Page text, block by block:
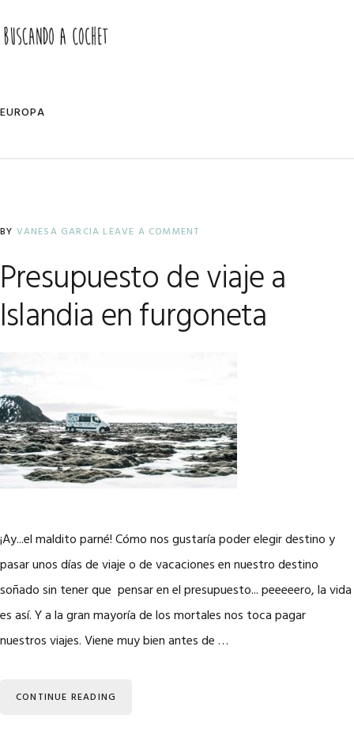
to
primary
to
main
to
primary
EUROPA
BY VANESA GARCIA LEAVE A COMMENT
Presupuesto de viaje a
Islandia en furgoneta
¡Ay...el maldito parné! Cómo nos gustaría poder elegir destino y
pasar unos días de viaje o de vacaciones en nuestro destino
soñado sin tener que pensar en el presupuesto... peeeeero, la vida
es así. Y a la gran mayoría de los mortales nos toca pagar
nuestros viajes. Viene muy bien antes de …
CONTINUE READING